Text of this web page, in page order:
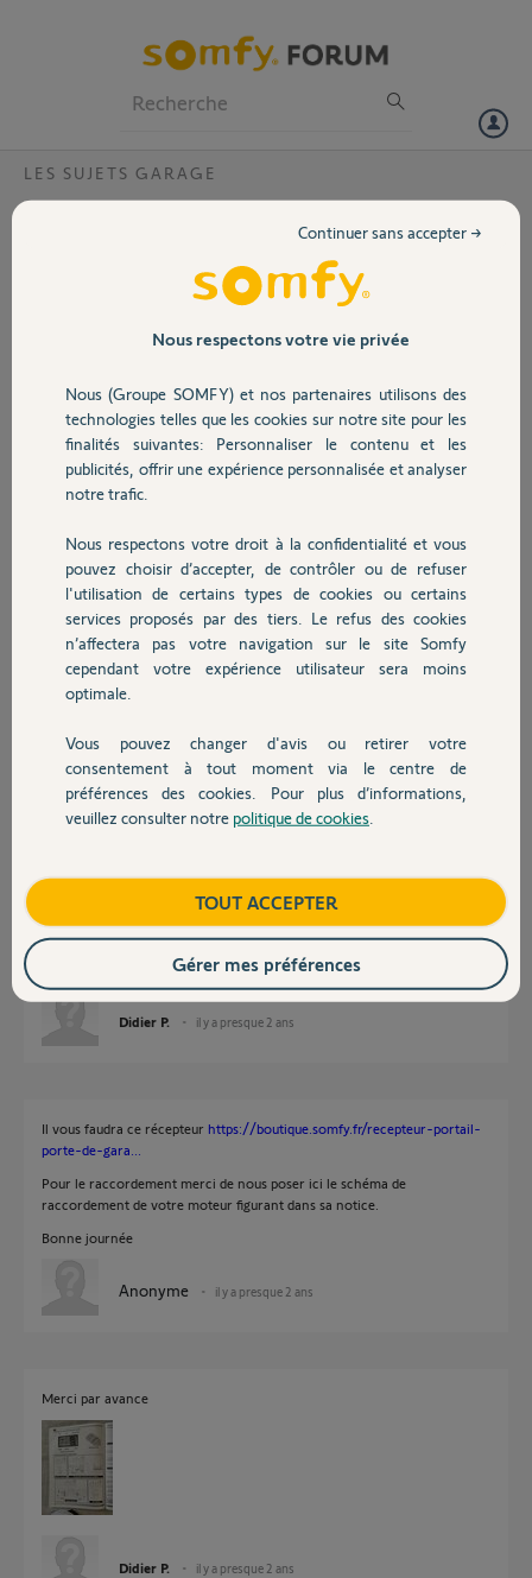
Volet
Sécurité
Domotique
Chauffage
Autres produits
Devis avec un pro
Contact
LES SUJETS GARAGE
Tahoma Switch et likeit 600 synchroniser ?
J'aimerais avoir un lien sur le produit à acheter ainsi qu'un schéma ou
tuto si vous avez pour synchroniser likeit 600 avec tahoma Switch
Didier P.
il y a presque 2 ans
Participer au fil de discussion
Réponses
C'est quoi likeit 600 ?
Bonne journée
Anonyme il y a presque 2 ans
Didier P. il y a presque 2 ans
Il vous faudra ce récepteur https://boutique.somfy.fr/recepteur-portail-
porte-de-gara...
Pour le raccordement merci de nous poser ici le schéma de
raccordement de votre moteur figurant dans sa notice.
Bonne journée
Anonyme il y a presque 2 ans
Merci par avance
Didier P. il y a presque 2 ans
Nous respectons votre vie privée
Nous (Groupe SOMFY) et nos partenaires utilisons des
technologies telles que les cookies sur notre site pour les
finalités suivantes: Personnaliser le contenu et les
publicités, offrir une expérience personnalisée et analyser
notre trafic.
Nous respectons votre droit à la confidentialité et vous
pouvez choisir d’accepter, de contrôler ou de refuser
l'utilisation de certains types de cookies ou certains
services proposés par des tiers. Le refus des cookies
n’affectera pas votre navigation sur le site Somfy
cependant votre expérience utilisateur sera moins
optimale.
Vous pouvez changer d'avis ou retirer votre
consentement à tout moment via le centre de
préférences des cookies. Pour plus d’informations,
veuillez consulter notre politique de cookies
Continuer sans accepter →
TOUT ACCEPTER
Gérer mes préférences